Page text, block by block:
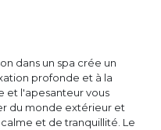
dans un spa crée un
profonde et à la
et l'apesanteur vous
du monde extérieur et
et de tranquillité. Le